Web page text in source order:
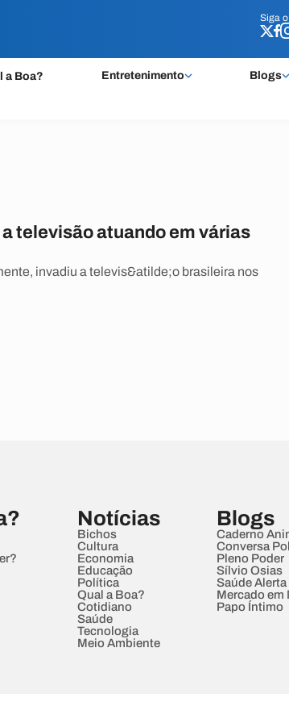
Siga o
a Boa? Entretenimento Blogs
Siga o
a televisão atuando em várias
invadiu a televis&atilde;o brasileira nos
Notícias
Bichos
Cultura
Economia
Educação
Política
Qual a Boa?
Cotidiano
Saúde
Tecnologia
Meio Ambiente
Blogs
Caderno
Conversa
Pleno Poder
Sílvio Osias
Saúde Alerta
Mercado em
Papo Íntimo